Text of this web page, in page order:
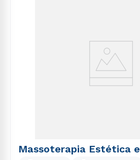
Massoterapia Estética